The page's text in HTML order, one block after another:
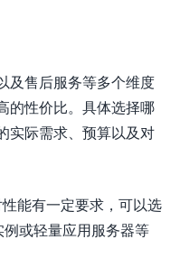
及售后服务等多个维度
的性价比。具体选择哪
实际需求、预算以及对
能有一定要求，可以选
或轻量应用服务器等